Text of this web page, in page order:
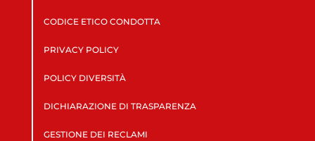
CODICE ETICO CONDOTTA
PRIVACY POLICY
POLICY DIVERSITÀ
DICHIARAZIONE DI TRASPARENZA
GESTIONE DEI RECLAMI